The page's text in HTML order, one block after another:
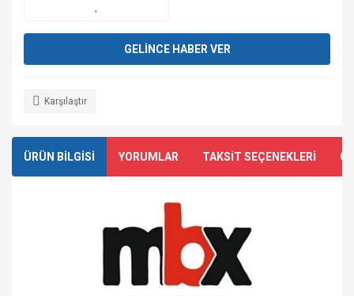
GELİNCE HABER VER
Karşılaştır
ÜRÜN BİLGİSİ YORUMLAR TAKSİT SEÇENEKLERİ